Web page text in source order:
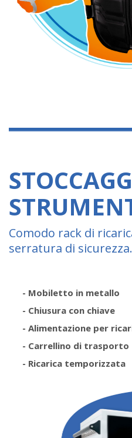
Comodo rack di
serratura di sicurezza.
- Mobiletto in metallo
- Chiusura con chiave
- Alimentazione per
- Carrellino di trasporto
- Ricarica temporizzata